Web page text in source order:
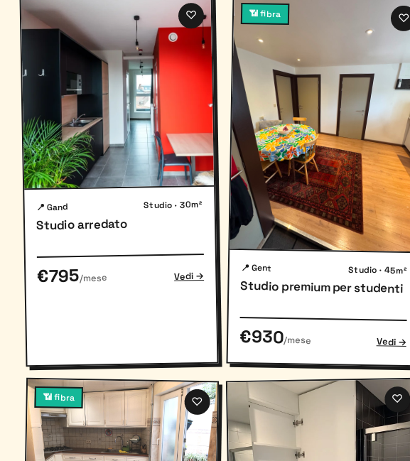
♡
📍 Gand Studio · 30m²
Studio arredato
€795/mese Vedi →
📶 fibra ♡
📍 Gent Studio · 45m²
Studio premium per studenti
€930/mese Vedi →
📶 fibra ♡ ♡